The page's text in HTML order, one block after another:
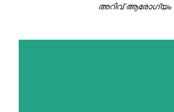
അറിവ് ആരോഗ്യം